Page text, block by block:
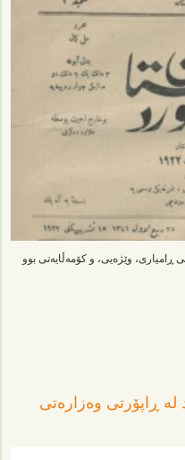
وێژەیی، و کۆمەڵایەتی بوو
لە ڕاپۆرتی وەزارەتی